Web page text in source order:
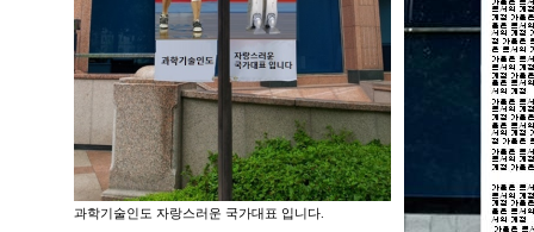
과학기술인도 자랑스러운 국가대표 입니다.